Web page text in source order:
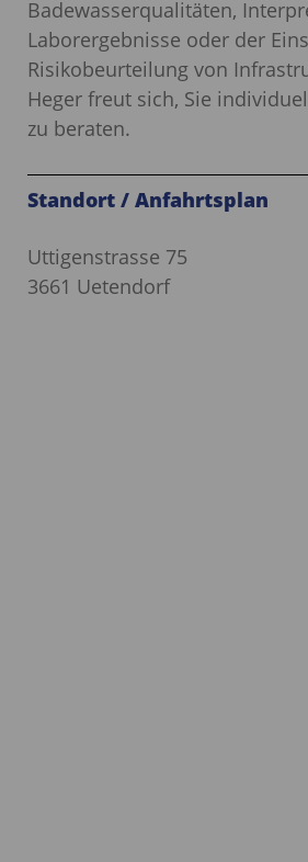
Badewasserqualitäten,
Laborergebnisse oder der
Risikobeurteilung von
Heger freut sich, Sie
zu beraten.
Standort / Anfahrtsplan
Uttigenstrasse 75
3661 Uetendorf